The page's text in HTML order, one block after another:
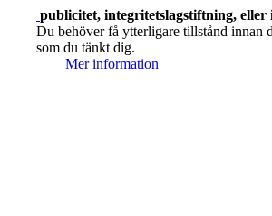
publicitet, integritetslagstiftning, eller
Du behöver få ytterligare tillstånd innan
som du tänkt dig.
Mer information